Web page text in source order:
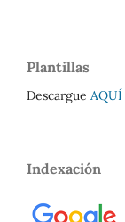
Plantillas
Descargue AQUÍ
Indexación